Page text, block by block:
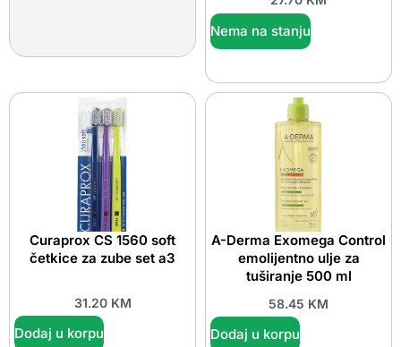
Nema na stanju
Curaprox CS 1560 soft
četkice za zube set a3
31.20 KM
Dodaj u korpu
A-Derma Exomega Control
emolijentno ulje za
tuširanje 500 ml
58.45 KM
Dodaj u korpu